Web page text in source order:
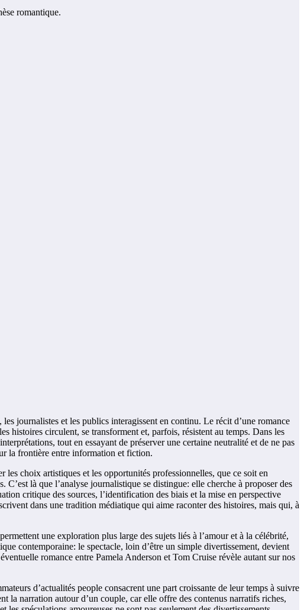
romantique.
journalistes et les publics interagissent en continu. Le récit d’une romance
histoires circulent, se transforment et, parfois, résistent au temps. Dans les
tout en essayant de préserver une certaine neutralité et de ne pas
la frontière entre information et fiction.
choix artistiques et les opportunités professionnelles, que ce soit en
là que l’analyse journalistique se distingue: elle cherche à proposer des
critique des sources, l’identification des biais et la mise en perspective
dans une tradition médiatique qui aime raconter des histoires, mais qui, à
une exploration plus large des sujets liés à l’amour et à la célébrité,
contemporaine: le spectacle, loin d’être un simple divertissement, devient
romance entre Pamela Anderson et Tom Cruise révèle autant sur nos
d’actualités people consacrent une part croissante de leur temps à suivre
la narration autour d’un couple, car elle offre des contenus narratifs riches,